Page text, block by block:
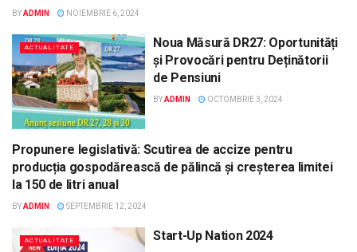
BYADMIN NOIEMBRIE 6, 2024
ACTUALITATE
Noua Măsură DR27: Oportunități
și Provocări pentru Deținătorii
de Pensiuni
BYADMIN OCTOMBRIE 3, 2024
ACTUALITATE
Propunere legislativă: Scutirea de accize pentru
producția gospodărească de pălincă și creșterea limitei
la 150 de litri anual
BYADMIN SEPTEMBRIE 12, 2024
ACTUALITATE Start-Up Nation 2024